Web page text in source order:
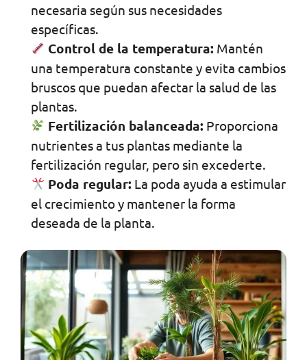
necesaria según sus necesidades
específicas.
Control de la temperatura: Mantén
una temperatura constante y evita cambios
bruscos que puedan afectar la salud de las
plantas.
Fertilización balanceada: Proporciona
nutrientes a tus plantas mediante la
fertilización regular, pero sin excederte.
Poda regular: La poda ayuda a estimular
el crecimiento y mantener la forma
deseada de la planta.